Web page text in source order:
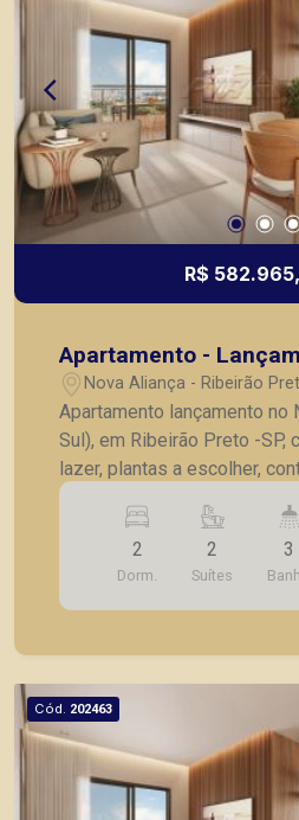
R$
Apartamento -
Nova Aliança - Ribeirão
Apartamento lançamento no
Sul), em Ribeirão Preto -SP,
lazer, plantas a escolher, contendo: -
lavabo; - Sala 02 ambientes; -
Lavanderia; - Varanda
vagas de garagem . * Entrega prevista para
Dezembro de 2025 * Consultar valores
atualizados e unidades
2
Dorm.
2
Suítes
3
Cód. 202463